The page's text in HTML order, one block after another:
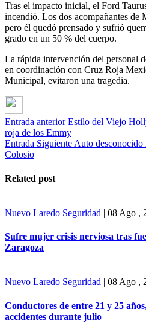
Tras el impacto inicial, el Ford
incendió. Los dos acompañantes de
pero él quedó prensado y sufrió
grado en un 50 % del cuerpo.
La rápida intervención del personal
en coordinación con Cruz Roja
Municipal, evitaron una tragedia.
Entrada anterior Estilo del Viejo
roja de los Emmy
Entrada Siguiente Auto desconocido
Colosio
Related post
Nuevo Laredo Seguridad | 08 Ago ,
Sufre mujer crisis nerviosa tras
Zaragoza
Nuevo Laredo Seguridad | 08 Ago ,
Conductores de entre 21 y 25
accidentes durante julio